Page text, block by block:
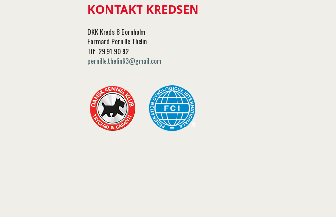
KONTAKT KREDSEN
DKK Kreds 8 Bornholm
Formand Pernille Thelin
Tlf. 29 91 90 92
pernille.thelin63@gmail.com